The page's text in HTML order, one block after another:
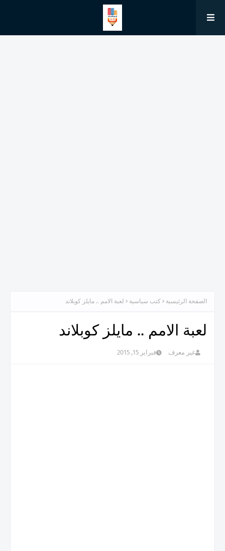
الصفحة الرئيسية كتب سياسية لعبة الامم .. مايلز كوبلاند
لعبة الامم .. مايلز كوبلاند
غير معرف فبراير 15, 2015